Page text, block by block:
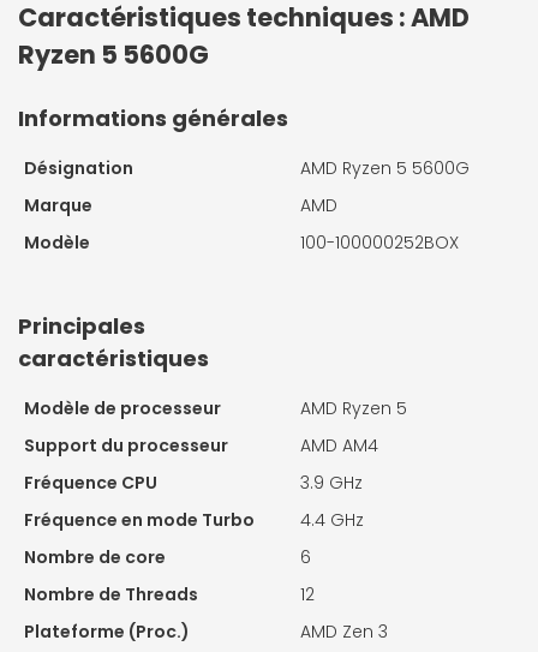
Caractéristiques techniques : AMD
Ryzen 5 5600G
Informations générales
Désignation
AMD Ryzen 5 5600G
Marque
AMD
Modèle
100-100000252BOX
Principales
caractéristiques
Modèle de processeur
AMD Ryzen 5
Support du processeur
AMD AM4
Fréquence CPU
3.9 GHz
Fréquence en mode Turbo
4.4 GHz
Nombre de core
6
Nombre de Threads
12
Plateforme (Proc.)
AMD Zen 3